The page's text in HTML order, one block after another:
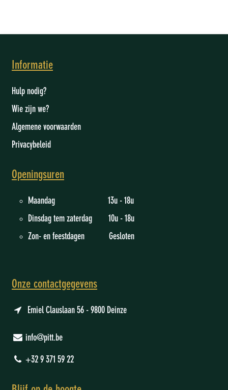
Informatie
Hulp nodig?
Wie zijn we?
Algemene voorwaarden
Privacybeleid
Openingsuren
Maandag 13u - 18u
Dinsdag tem zaterdag 10u - 18u
Zon- en feestdagen Gesloten
Onze contactgegevens
Emiel Clauslaan 56 - 9800 Deinze
info@pitt.be
+32 9 371 59 22